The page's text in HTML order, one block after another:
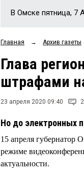
В Омске пятница, 7
Главная → Архив газеты
Глава
штрафами
23 апреля 2020 09:40 2
Но до электронных
15 апреля губернатор
режиме
актуальности.